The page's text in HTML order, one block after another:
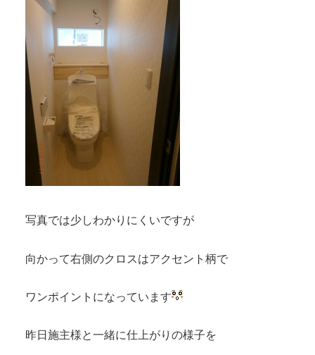
写真では少しわかりにくいですが
向かって右側のクロスはアクセント柄で
ワンポイントになっています
昨日施主様と一緒に仕上がりの様子を